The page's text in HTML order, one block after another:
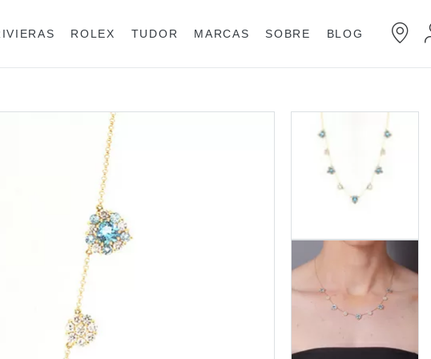
Anéis Brincos
MARCAS
Rolex Cartier
SOBRE
ROLEX TUDOR BLOG